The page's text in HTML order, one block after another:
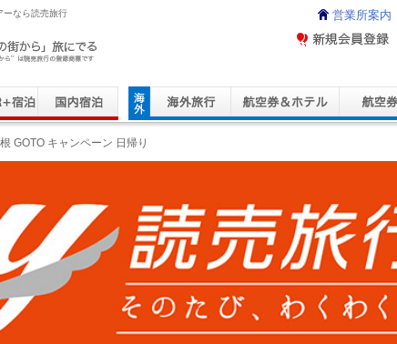
ーなら読売旅行
Travel Service
営業所案内
GOTO キャンペーン 日帰り